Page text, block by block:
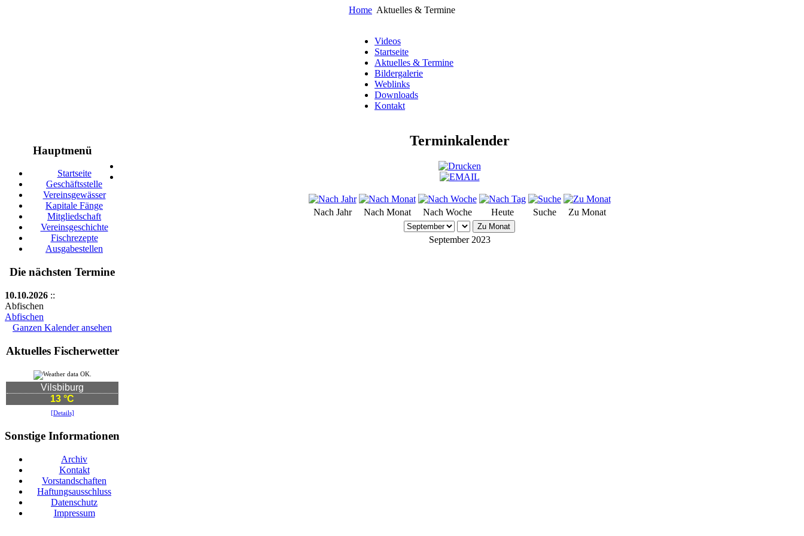
Home Aktuelles & Termine
Videos
Startseite
Aktuelles & Termine
Bildergalerie
Weblinks
Downloads
Kontakt
Hauptmenü
Startseite
Geschäftsstelle
Vereinsgewässer
Kapitale Fänge
Mitgliedschaft
Vereinsgeschichte
Fischrezepte
Ausgabestellen
Die nächsten Termine
10.10.2026 ::
Abfischen
Abfischen
Ganzen Kalender ansehen
Aktuelles Fischerwetter
Vilsbiburg
13 °C
[Details]
Sonstige Informationen
Archiv
Kontakt
Vorstandschaften
Haftungsausschluss
Datenschutz
Impressum
Terminkalender
Nach Jahr Nach Monat Nach Woche Heute Suche Zu Monat
Zu Monat
September 2023